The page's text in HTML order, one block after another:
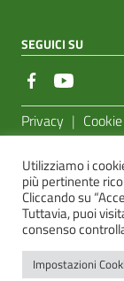
SEGUICI SU
Sezione
Privacy |
AgID
Sito realizzato
Utilizziamo i
più pertinente
Cliccando su
Tuttavia, puoi
consenso
Impostazioni